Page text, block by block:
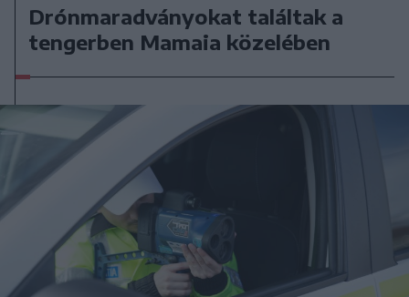
Drónmaradványokat találtak a
tengerben Mamaia közelében